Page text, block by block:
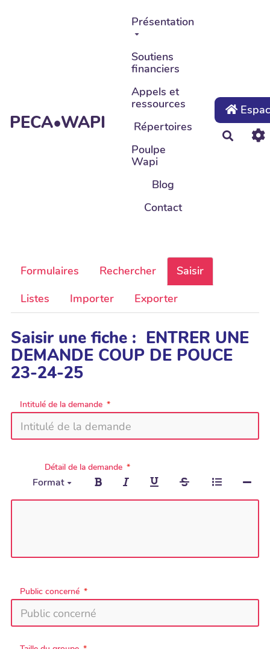
Aller au contenu principal
PECA•WAPI
Présentation
Soutiens
financiers
Appels et
ressources
Répertoires
Poulpe
Wapi
Blog
Contact
Formulaires Rechercher
Saisir
Listes
Importer Exporter
Saisir une fiche : ENTRER UNE
DEMANDE COUP DE POUCE
23-24-25
Intitulé de la demande
Détail de la demande
Format
Public concerné